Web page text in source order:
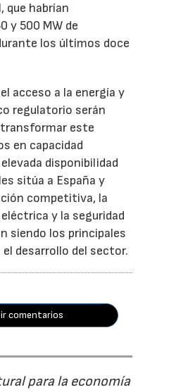
habrían
y 500 MW de
los últimos doce
acceso a la energía y
regulatorio serán
este
en capacidad
disponibilidad
sitúa a España y
competitiva, la
y la seguridad
siendo los principales
desarrollo del sector.
comentarios
para la economía